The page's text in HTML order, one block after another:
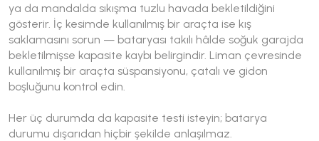
ya da mandalda sıkışma tuzlu havada bekletildiğini
gösterir. İç kesimde kullanılmış bir araçta ise kış
saklamasını sorun — bataryası takılı hâlde soğuk garajda
bekletilmişse kapasite kaybı belirgindir. Liman çevresinde
kullanılmış bir araçta süspansiyonu, çatalı ve gidon
boşluğunu kontrol edin.
Her üç durumda da kapasite testi isteyin; batarya
durumu dışarıdan hiçbir şekilde anlaşılmaz.